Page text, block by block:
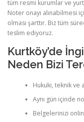
tüm resmi kurumlar ve
Noter onayı alınabilmesi
olması şarttır. Biz tüm
teslim ediyoruz.
Kurtköy’de
Neden Bizi
Hukuki, teknik
Aynı gün içinde
Belgelerinizi